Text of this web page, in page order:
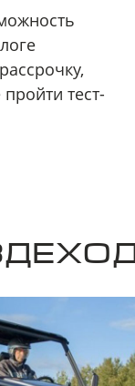
тест-